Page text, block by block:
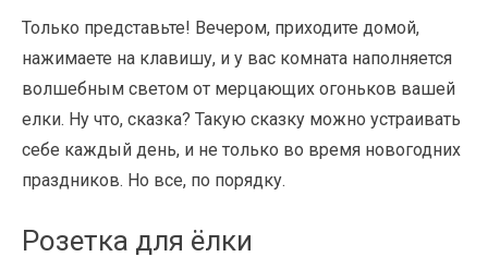
Только представьте! Вечером, приходите домой,
нажимаете на клавишу, и у вас комната наполняется
волшебным светом от мерцающих огоньков вашей
елки. Ну что, сказка? Такую сказку можно устраивать
себе каждый день, и не только во время новогодних
праздников. Но все, по порядку.
Розетка для ёлки